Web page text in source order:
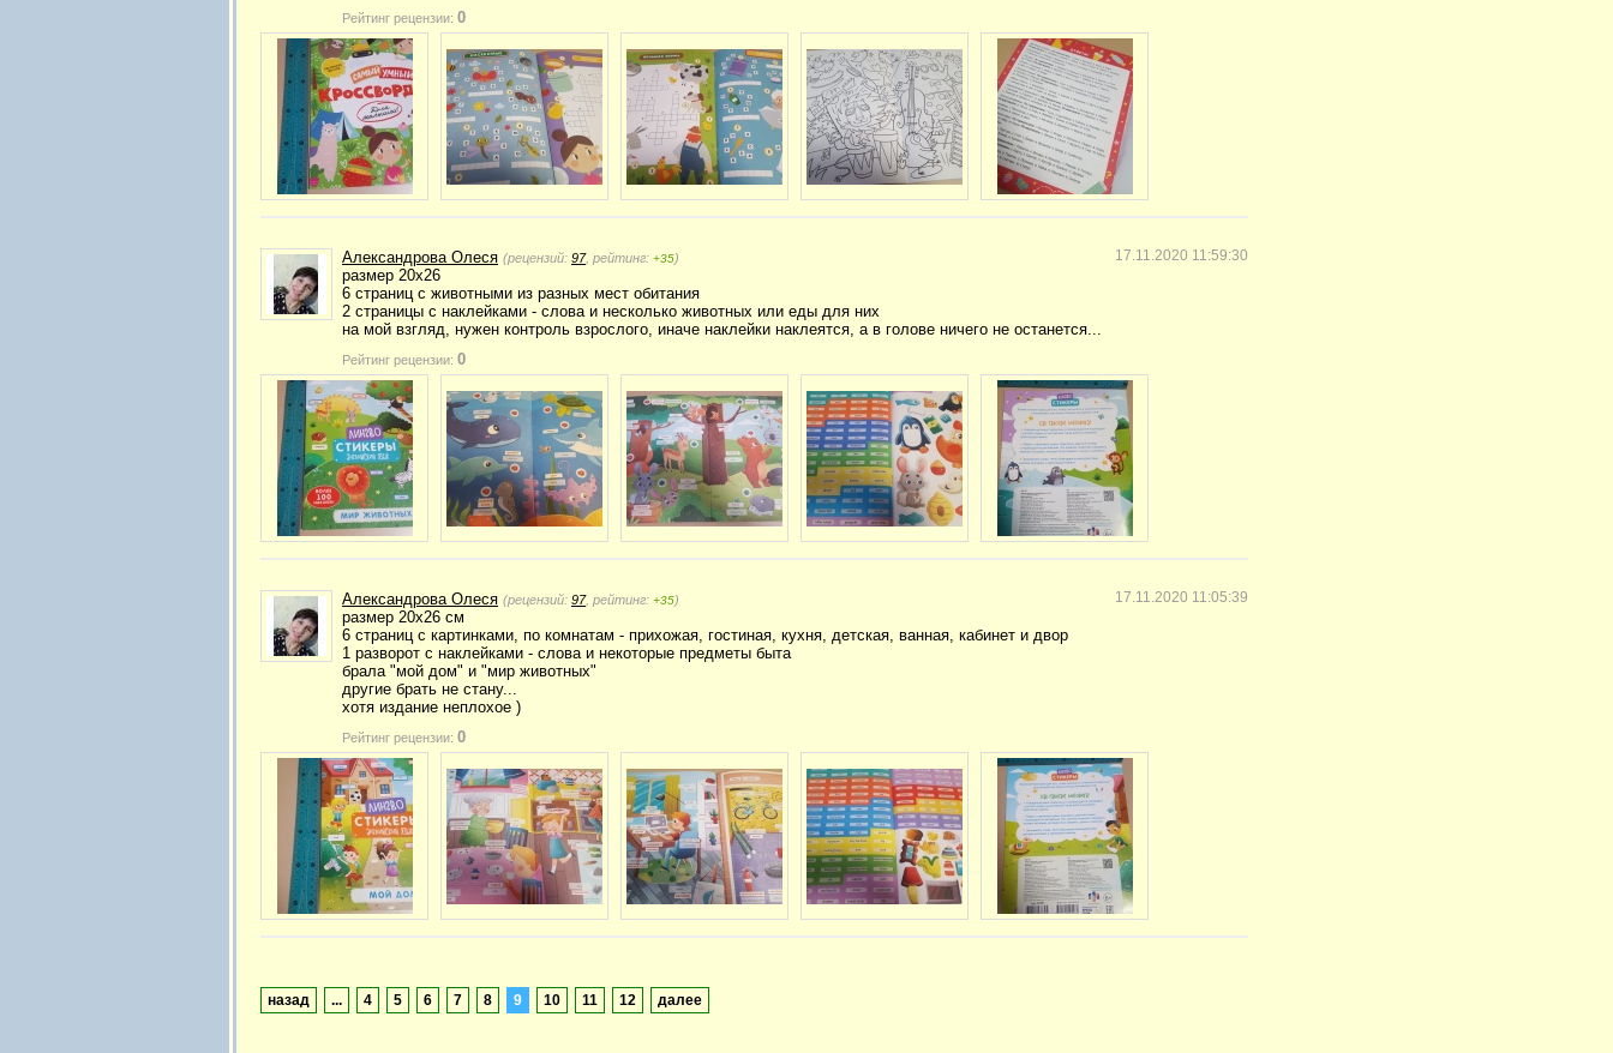
Рейтинг рецензии: 0
17.11.2020 11:59:30
Александрова Олеся (рецензий: 97, рейтинг: +35)
размер 20х26
6 страниц с животными из разных мест обитания
2 страницы с наклейками - слова и несколько животных или еды для них
на мой взгляд, нужен контроль взрослого, иначе наклейки наклеятся, а в голове ничего не останется...
Рейтинг рецензии: 0
17.11.2020 11:05:39
Александрова Олеся (рецензий: 97, рейтинг: +35)
размер 20х26 см
6 страниц с картинками, по комнатам - прихожая, гостиная, кухня, детская, ванная, кабинет и двор
1 разворот с наклейками - слова и некоторые предметы быта
брала "мой дом" и "мир животных"
другие брать не стану...
хотя издание неплохое )
Рейтинг рецензии: 0
назад ... 4 5 6 7 8 9 10 11 12 далее